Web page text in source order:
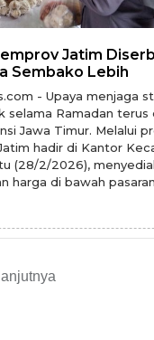
Jatim
Sembako Lebih
- Upaya menjaga
Ramadan terus
Jawa Timur. Melalui
hadir di Kantor
(28/2/2026),
harga di bawah